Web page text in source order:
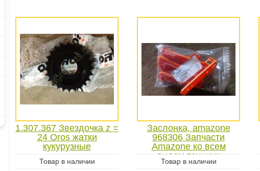
1.307.367 Звездочка z =
24 Oros жатки
кукурузные
Товар в наличии
Заслонка, amazone
968306 Запчасти
Amazone ко всем
видам техники
Товар в наличии